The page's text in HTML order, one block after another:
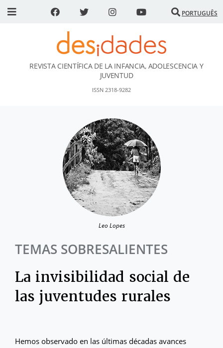
PORTUGUÊS
DESidades
REVISTA CIENTÍFICA DE LA INFANCIA, ADOLESCENCIA Y
JUVENTUD
ISSN 2318-9282
Leo Lopes
TEMAS SOBRESALIENTES
La invisibilidad social de
las juventudes rurales
Hemos observado en las últimas décadas avances